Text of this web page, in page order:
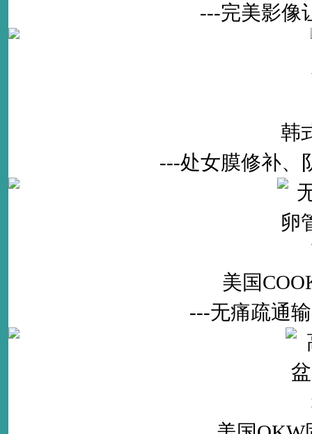
---完美影像
韩
---处女膜修补、
美国
---无痛疏通